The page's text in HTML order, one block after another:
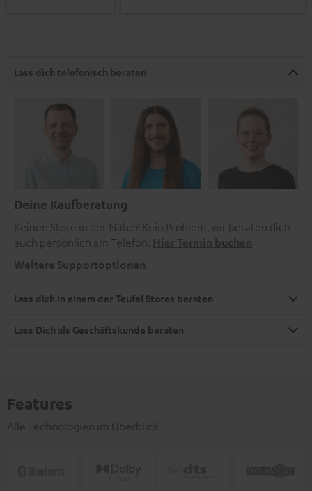
Lass dich telefonisch beraten
Deine Kaufberatung
Keinen Store in der Nähe? Kein Problem, wir beraten dich
auch persönlich am Telefon. Hier Termin buchen
Weitere Supportoptionen
Lass dich in einem der Teufel Stores beraten
Lass Dich als Geschäftskunde beraten
Features
Alle Technologien im Überblick